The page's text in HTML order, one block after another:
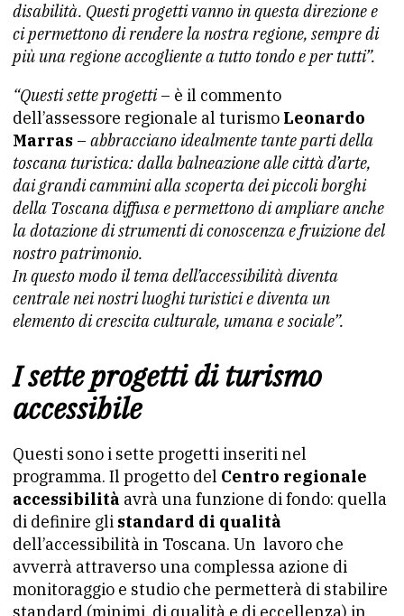
disabilità. Questi progetti vanno in questa direzione e
ci permettono di rendere la nostra regione, sempre di
più una regione accogliente a tutto tondo e per tutti”.
“Questi sette progetti– è il commento
dell’assessore regionale al turismo Leonardo
Marras – abbracciano idealmente tante parti della
toscana turistica: dalla balneazione alle città d’arte,
dai grandi cammini alla scoperta dei piccoli borghi
della Toscana diffusa e permettono di ampliare anche
la dotazione di strumenti di conoscenza e fruizione del
nostro patrimonio.
In questo modo il tema dell’accessibilità diventa
centrale nei nostri luoghi turistici e diventa un
elemento di crescita culturale, umana e sociale”.
I sette progetti di turismo
accessibile
Questi sono i sette progetti inseriti nel
programma. Il progetto del Centro regionale
accessibilità avrà una funzione di fondo: quella
di definire gli standard di qualità
dell’accessibilità in Toscana. Un lavoro che
avverrà attraverso una complessa azione di
monitoraggio e studio che permetterà di stabilire